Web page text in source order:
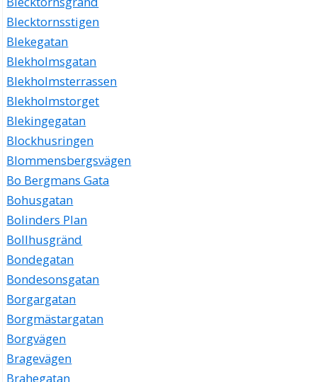
Blecktornsstigen
Blekegatan
Blekholmsgatan
Blekholmsterrassen
Blekholmstorget
Blekingegatan
Blockhusringen
Blommensbergsvägen
Bo Bergmans Gata
Bohusgatan
Bolinders Plan
Bollhusgränd
Bondegatan
Bondesonsgatan
Borgargatan
Borgmästargatan
Borgvägen
Bragevägen
Brahegatan